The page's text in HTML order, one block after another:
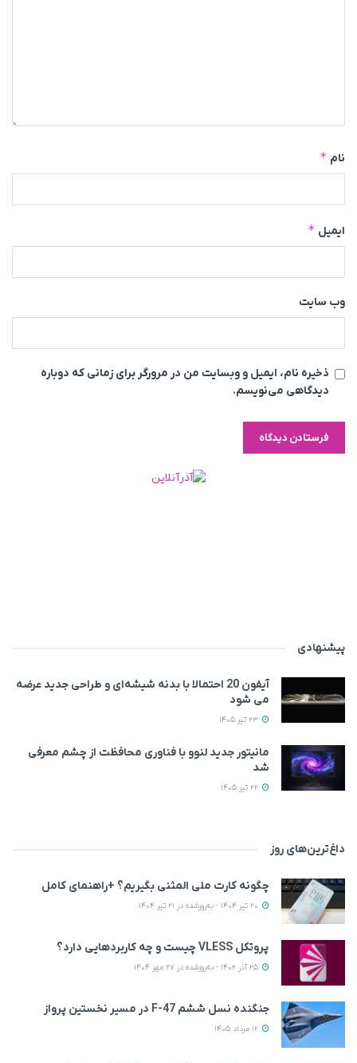
نام *
ایمیل *
وب‌ سایت
ذخیره نام، ایمیل و وبسایت من در مرورگر برای زمانی که دوباره
دیدگاهی می‌نویسم.
پیشنهادی
آیفون 20 احتمالا با بدنه شیشه‌ای و طراحی جدید عرضه
می‌ شود
مانیتور جدید لنوو با فناوری محافظت از چشم معرفی
شد
داغ‌ترین‌های روز
چگونه کارت ملی المثنی بگیریم؟ +راهنمای کامل
پروتکل VLESS چیست و چه کاربردهایی دارد؟
جنگنده نسل ششم F-47 در مسیر نخستین پرواز